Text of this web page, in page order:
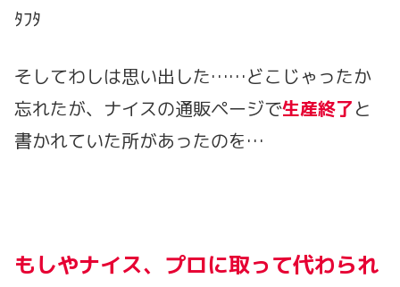
ﾀﾌﾀ
そしてわしは思い出した……どこじゃったか
忘れたが、ナイスの通販ページで生産終了と
書かれていた所があったのを…
もしやナイス、プロに取って代わられ